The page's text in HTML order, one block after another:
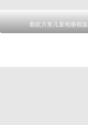
新款方形儿童相册模版